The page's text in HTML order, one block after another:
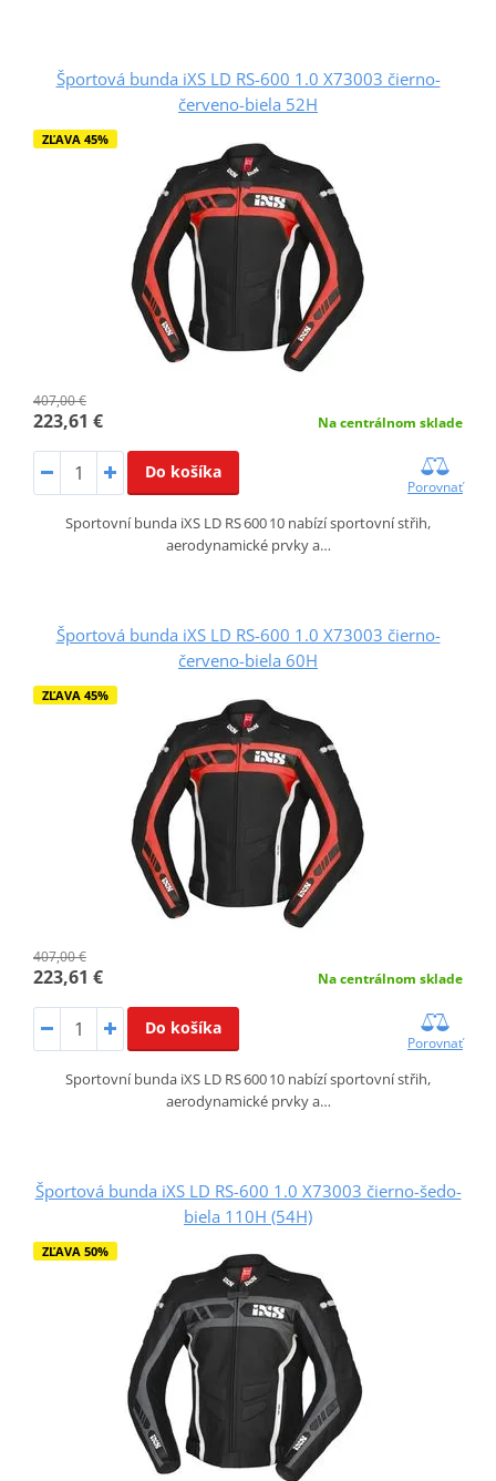
Športová bunda iXS LD RS-600 1.0 X73003 čierno-
červeno-biela 52H
ZĽAVA 45%
407,00 €
223,61 € Na centrálnom sklade
Do košíka
Porovnať
Sportovní bunda iXS LD RS 600 10 nabízí sportovní střih,
aerodynamické prvky a…
Športová bunda iXS LD RS-600 1.0 X73003 čierno-
červeno-biela 60H
ZĽAVA 45%
407,00 €
223,61 € Na centrálnom sklade
Do košíka
Porovnať
Sportovní bunda iXS LD RS 600 10 nabízí sportovní střih,
aerodynamické prvky a…
Športová bunda iXS LD RS-600 1.0 X73003 čierno-šedo-
biela 110H (54H)
ZĽAVA 50%